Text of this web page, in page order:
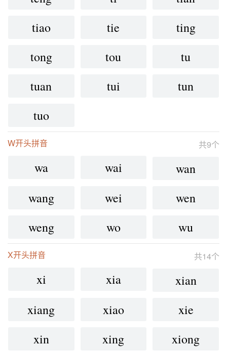
tiao
tie
ting
tong
tou
tu
tuan
tui
tun
tuo
共9个
W开头拼音
wa wai
wan
wang
wei
wen
weng
wo wu
共14个
X开头拼音
xi xia
xian
xiang
xiao
xie
xin
xing
xiong